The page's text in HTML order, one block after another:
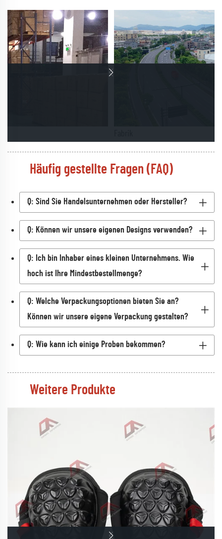
Häufig gestellte Fragen (FAQ)
Q: Sind Sie Handelsunternehmen oder Hersteller?
Q: Können wir unsere eigenen Designs verwenden?
Q: Ich bin Inhaber eines kleinen Unternehmens. Wie
hoch ist Ihre Mindestbestellmenge?
Q: Welche Verpackungsoptionen bieten Sie an?
Können wir unsere eigene Verpackung gestalten?
Q: Wie kann ich einige Proben bekommen?
Weitere Produkte